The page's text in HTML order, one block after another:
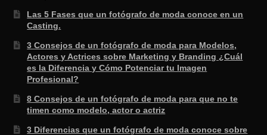
Las 5 Fases que un fotógrafo de moda conoce en un
Casting.
3 Consejos de un fotógrafo de moda para Modelos,
Actores y Actrices sobre Marketing y Branding ¿Cuál
es la Diferencia y Cómo Potenciar tu Imagen
Profesional?
8 Consejos de un fotógrafo de moda para que no te
timen como modelo, actor o actriz
3 Diferencias que un fotógrafo de moda conoce sobre